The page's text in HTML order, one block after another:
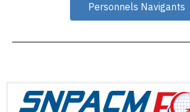
Personnels Navigants